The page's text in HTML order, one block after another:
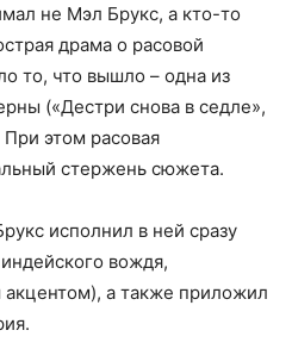
не Мэл Брукс, а кто-то
драма о расовой
то, что вышло – одна из
(«Дестри снова в седле»,
этом расовая
стержень сюжета.
исполнил в ней сразу
вождя,
а также приложил